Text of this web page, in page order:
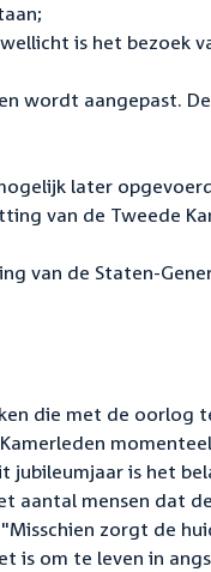
is het bezoek
wordt aangepast.
later
van de Tweede
van de Staten-
die met de oorlog
is het
aantal mensen dat
zorgt de
is om te leven in